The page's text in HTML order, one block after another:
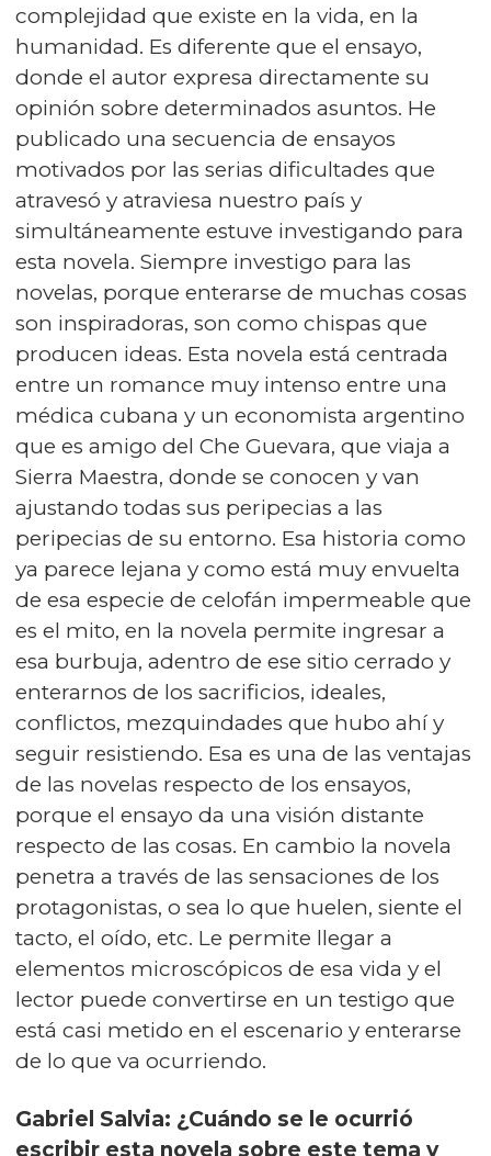
complejidad que existe en la vida, en la
humanidad. Es diferente que el ensayo,
donde el autor expresa directamente su
opinión sobre determinados asuntos. He
publicado una secuencia de ensayos
motivados por las serias dificultades que
atravesó y atraviesa nuestro país y
simultáneamente estuve investigando para
esta novela. Siempre investigo para las
novelas, porque enterarse de muchas cosas
son inspiradoras, son como chispas que
producen ideas. Esta novela está centrada
entre un romance muy intenso entre una
médica cubana y un economista argentino
que es amigo del Che Guevara, que viaja a
Sierra Maestra, donde se conocen y van
ajustando todas sus peripecias a las
peripecias de su entorno. Esa historia como
ya parece lejana y como está muy envuelta
de esa especie de celofán impermeable que
es el mito, en la novela permite ingresar a
esa burbuja, adentro de ese sitio cerrado y
enterarnos de los sacrificios, ideales,
conflictos, mezquindades que hubo ahí y
seguir resistiendo. Esa es una de las ventajas
de las novelas respecto de los ensayos,
porque el ensayo da una visión distante
respecto de las cosas. En cambio la novela
penetra a través de las sensaciones de los
protagonistas, o sea lo que huelen, siente el
tacto, el oído, etc. Le permite llegar a
elementos microscópicos de esa vida y el
lector puede convertirse en un testigo que
está casi metido en el escenario y enterarse
de lo que va ocurriendo.
Gabriel Salvia: ¿Cuándo se le ocurrió
escribir esta novela sobre este tema y